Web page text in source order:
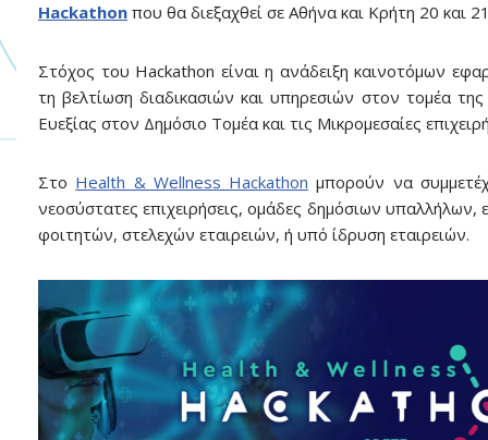
Hackathon που θα διεξαχθεί σε Αθήνα και Κρήτη 20 και
Στόχος του Hackathon είναι η ανάδειξη καινοτόμων
τη βελτίωση διαδικασιών και υπηρεσιών στον τομέα της
Ευεξίας στον Δημόσιο Τομέα και τις Μικρομεσαίες
Στο Health & Wellness Hackathon μπορούν να
νεοσύστατες επιχειρήσεις, ομάδες δημόσιων υπαλλήλων,
φοιτητών, στελεχών εταιρειών, ή υπό ίδρυση εταιρειών.